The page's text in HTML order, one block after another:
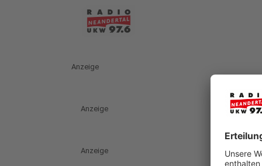
Anzeige
Anzeige
Anzeige